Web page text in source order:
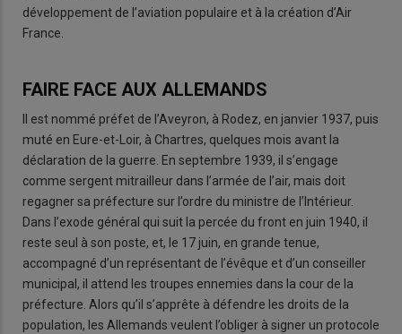
développement de l’aviation populaire et à la création d’Air
France.
FAIRE FACE AUX ALLEMANDS
Il est nommé préfet de l’Aveyron, à Rodez, en janvier 1937, puis
muté en Eure-et-Loir, à Chartres, quelques mois avant la
déclaration de la guerre. En septembre 1939, il s’engage
comme sergent mitrailleur dans l’armée de l’air, mais doit
regagner sa préfecture sur l’ordre du ministre de l’Intérieur.
Dans l’exode général qui suit la percée du front en juin 1940, il
reste seul à son poste, et, le 17 juin, en grande tenue,
accompagné d’un représentant de l’évêque et d’un conseiller
municipal, il attend les troupes ennemies dans la cour de la
préfecture. Alors qu’il s’apprête à défendre les droits de la
population, les Allemands veulent l’obliger à signer un protocole